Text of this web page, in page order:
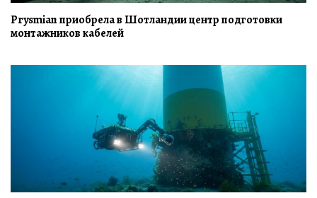
Prysmian приобрела в Шотландии центр подготовки
монтажников кабелей